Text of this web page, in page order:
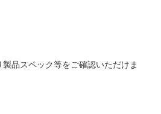
品スペック等をご確認いただけま